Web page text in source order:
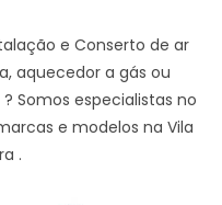
e Conserto de ar
aquecedor a gás ou
Somos especialistas no
e modelos na Vila
.